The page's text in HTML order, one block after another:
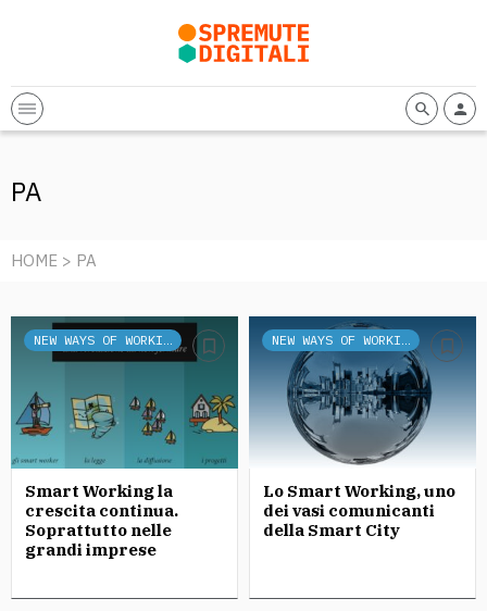
PA
HOME > PA
NEW WAYS OF WORKING
Smart Working la
crescita continua.
Soprattutto nelle
grandi imprese
NEW WAYS OF WORKING
Lo Smart Working, uno
dei vasi comunicanti
della Smart City